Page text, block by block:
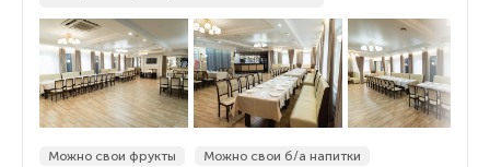
По новизне
По новизне
Можно свои фрукты
Можно свои б/а напитки